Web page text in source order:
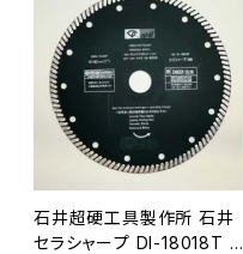
石井超硬工具製作所 石井
セラシャープ DI-18018T ダ